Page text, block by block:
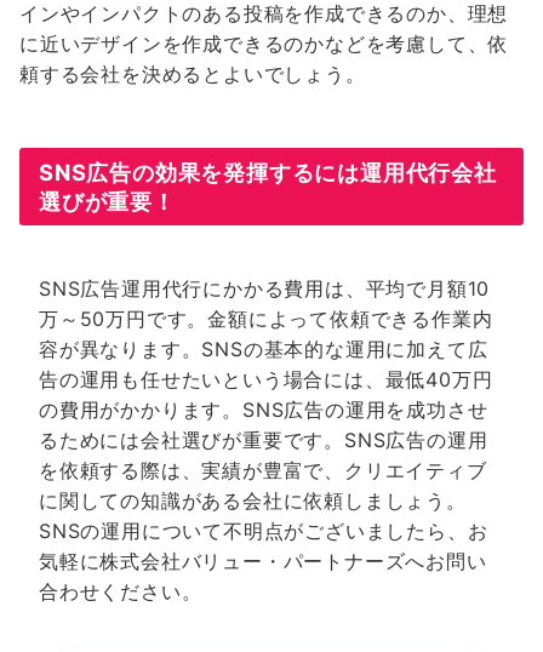
インやインパクトのある投稿を作成できるのか、理想
に近いデザインを作成できるのかなどを考慮して、依
頼する会社を決めるとよいでしょう。
SNS広告の効果を発揮するには運用代行会社
選びが重要！
SNS広告運用代行にかかる費用は、平均で月額10
万～50万円です。金額によって依頼できる作業内
容が異なります。SNSの基本的な運用に加えて広
告の運用も任せたいという場合には、最低40万円
の費用がかかります。SNS広告の運用を成功させ
るためには会社選びが重要です。SNS広告の運用
を依頼する際は、実績が豊富で、クリエイティブ
に関しての知識がある会社に依頼しましょう。
SNSの運用について不明点がございましたら、お
気軽に株式会社バリュー・パートナーズへお問い
合わせください。